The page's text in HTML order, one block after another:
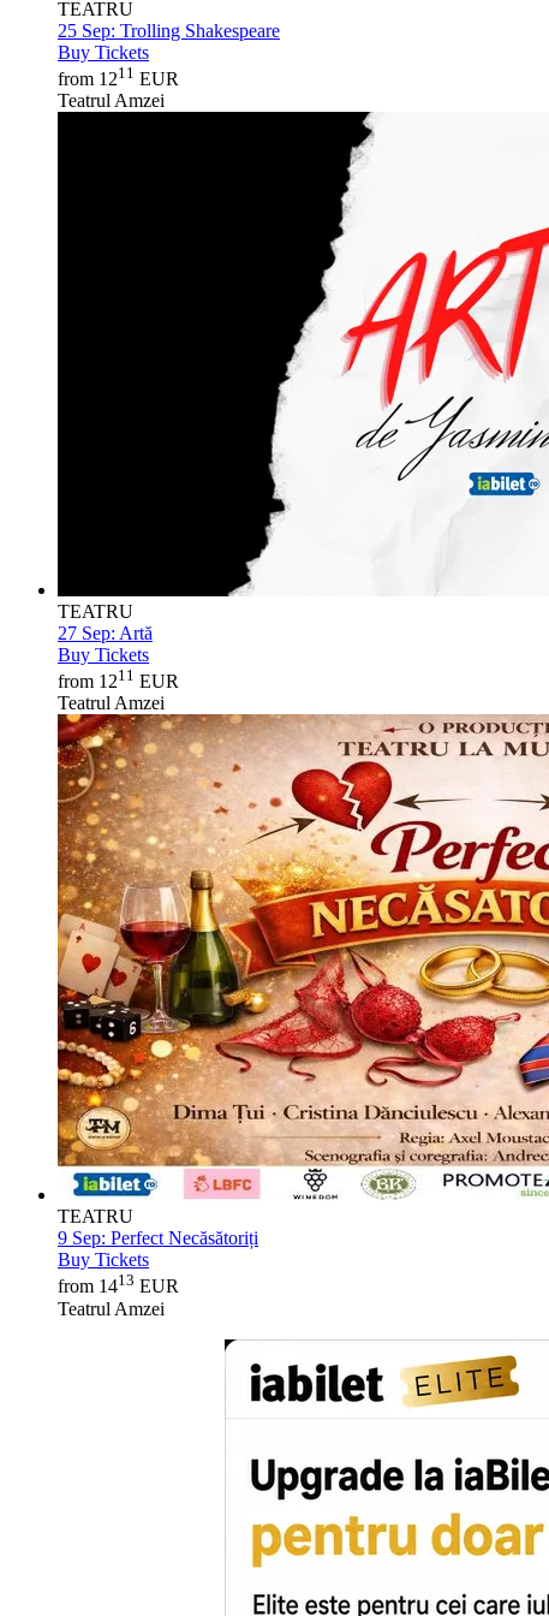
TEATRU
25 Sep: Trolling Shakespeare
Buy Tickets
from 1211 EUR
Teatrul Amzei
TEATRU
27 Sep: Artă
Buy Tickets
from 1211 EUR
Teatrul Amzei
TEATRU
9 Sep: Perfect Necăsătoriți
Buy Tickets
from 1413 EUR
Teatrul Amzei